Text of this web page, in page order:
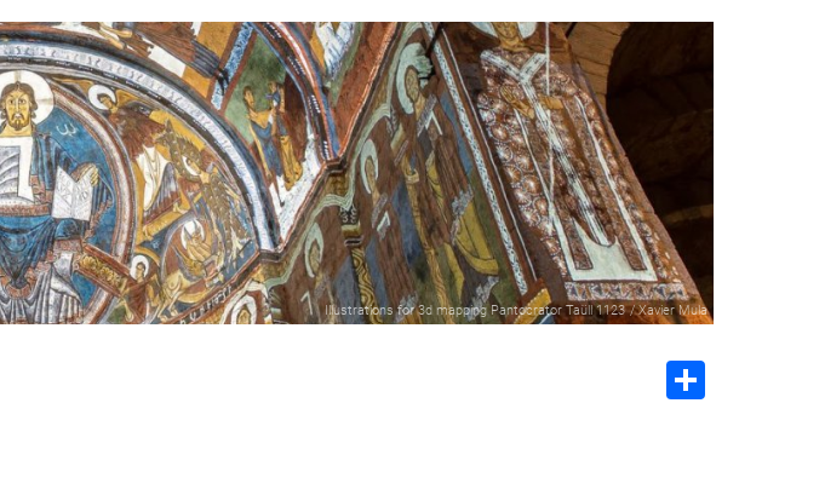
Illustrations for 3d mapping Pantocrator Taüll 1123 /Xavier Mula